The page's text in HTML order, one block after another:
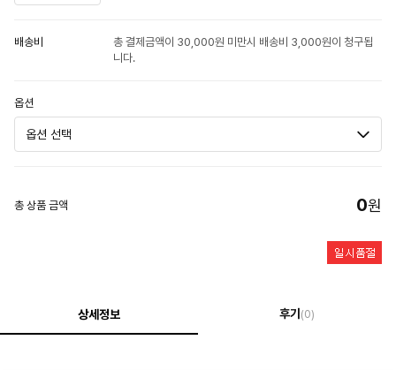
배송비
총 결제금액이 30,000원 미만시 배송비 3,000원이 청구됩
니다.
옵션
총 상품 금액 0원
상세정보 후기 (0)